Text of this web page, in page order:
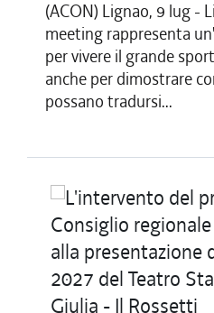
(ACON) Lignao, 9 lug -
meeting rappresenta
per vivere il grande
anche per dimostrare
possano tradursi...